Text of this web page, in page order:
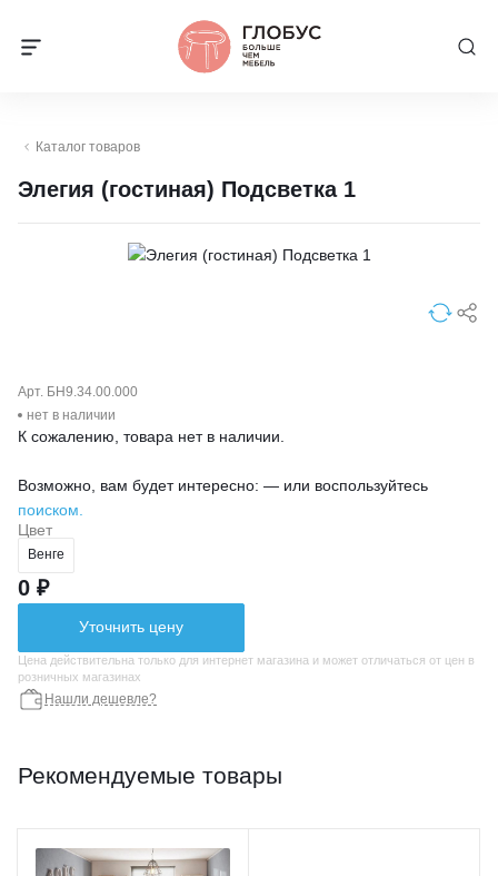
Каталог товаров
Элегия (гостиная) Подсветка 1
Арт. БН9.34.00.000
нет в наличии
К сожалению, товара нет в наличии.
Возможно, вам будет интересно: — или воспользуйтесь
поиском.
Цвет
Венге
0 ₽
Уточнить цену
Цена действительна только для интернет магазина и может отличаться от цен в
розничных магазинах
Нашли дешевле?
Рекомендуемые товары